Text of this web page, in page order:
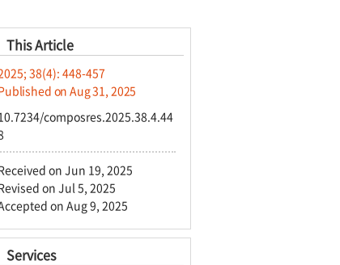
This Article
38(4): 448-457
on Aug 31, 2025
composres.2025.38.4.44
on Jun 19, 2025
on Jul 5, 2025
on Aug 9, 2025
Services